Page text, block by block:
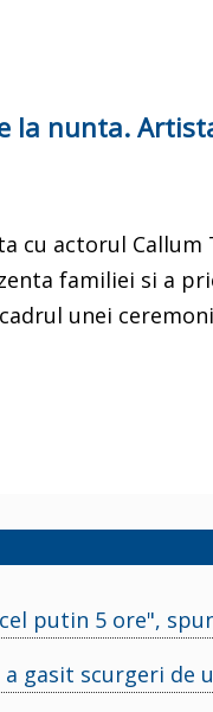
la nunta.
cu actorul
familiei si a
unei
putin 5 ore",
a gasit scurgeri